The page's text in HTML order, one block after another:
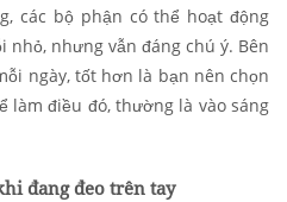
các bộ phận có thể hoạt động
nhỏ, nhưng vẫn đáng chú ý. Bên
ngày, tốt hơn là bạn nên chọn
làm điều đó, thường là vào sáng
đang đeo trên tay